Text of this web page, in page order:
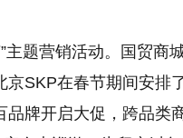
主题营销活动。国贸商
京SKP在春节期间安排
牌开启大促，跨品类